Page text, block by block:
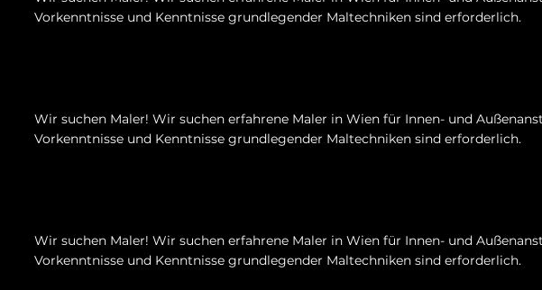
Vorkenntnisse und Kenntnisse grundlegender Maltechniken sind erforderlich.
Wir suchen Maler! Wir suchen erfahrene Maler in Wien für Innen- und
Vorkenntnisse und Kenntnisse grundlegender Maltechniken sind erforderlich.
Wir suchen Maler! Wir suchen erfahrene Maler in Wien für Innen- und
Vorkenntnisse und Kenntnisse grundlegender Maltechniken sind erforderlich.